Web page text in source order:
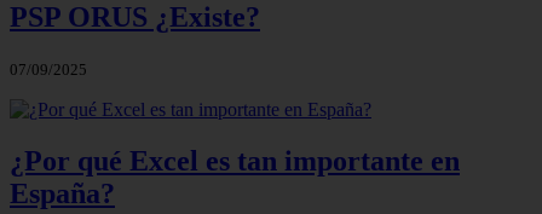
PSP ORUS ¿Existe?
07/09/2025
¿Por qué Excel es tan importante en
España?